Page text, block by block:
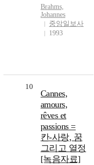
Brahms,
Johannes
중앙일보사
1993
10
Cannes,
amours,
rêves et
passions =
칸-사랑, 꿈
그리고 열정
[녹음자료]